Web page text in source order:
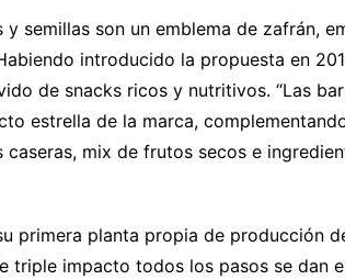
semillas son un emblema de zafrán,
introducido la propuesta en
de snacks ricos y nutritivos. “Las
estrella de la marca,
caseras, mix de frutos secos e
primera planta propia de producción
triple impacto todos los pasos se dan